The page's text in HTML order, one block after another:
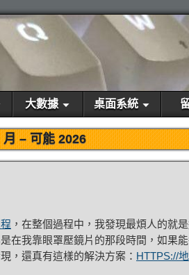
大數據 桌面系統
月 –可能 2026
，在整個過程中，我發現最煩人的就
在我靠眼罩壓鏡片的那段時間，如果
，還真有這樣的解決方案： HTTPS://